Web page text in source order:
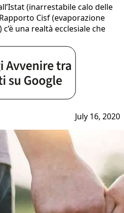
(inarrestabile calo delle
Cisf (evaporazione
una realtà ecclesiale che
July 16, 2020